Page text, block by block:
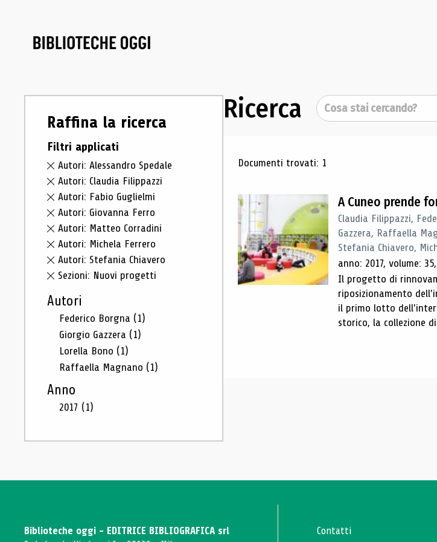
Raffina la ricerca
Filtri applicati
Autori: Alessandro Spedale
Autori: Claudia Filippazzi
Autori: Fabio Guglielmi
Autori: Giovanna Ferro
Autori: Matteo Corradini
Autori: Michela Ferrero
Autori: Stefania Chiavero
Sezioni: Nuovi progetti
Autori
Federico Borgna (1)
Giorgio Gazzera (1)
Lorella Bono (1)
Raffaella Magnano (1)
Anno
2017 (1)
Ricerca Cerca
Risultati di ricerca
Documenti trovati: 1
A Cuneo prende
Claudia Filippazzi,
Gazzera, Raffaella
Stefania Chiavero,
anno: 2017, volume:
Il progetto di
riposizionamento
il primo lotto
storico, la collezione
Biblioteche oggi - EDITRICE BIBLIOGRAFICA srl
Contatti